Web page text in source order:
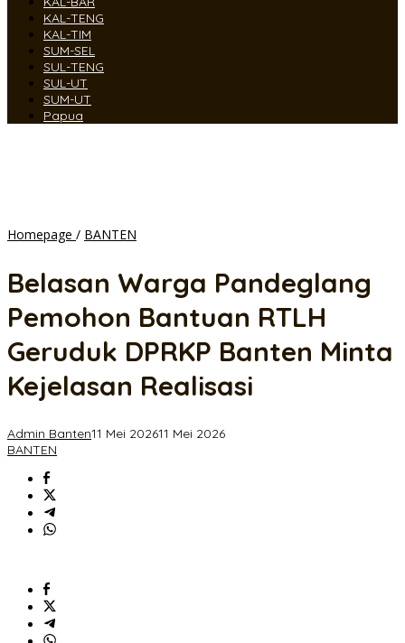
KAL-TENG
KAL-TIM
SUM-SEL
SUL-TENG
SUL-UT
SUM-UT
Papua
Homepage / BANTEN
Pemohon
Bantuan
RTLH
DPRKP
Minta
Belasan Warga Pandeglang
Pemohon Bantuan RTLH
Geruduk DPRKP Banten Minta
Kejelasan Realisasi
Admin Banten11 Mei 202611 Mei 2026
BANTEN